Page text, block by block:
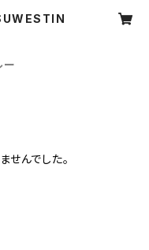
ー
んでした。